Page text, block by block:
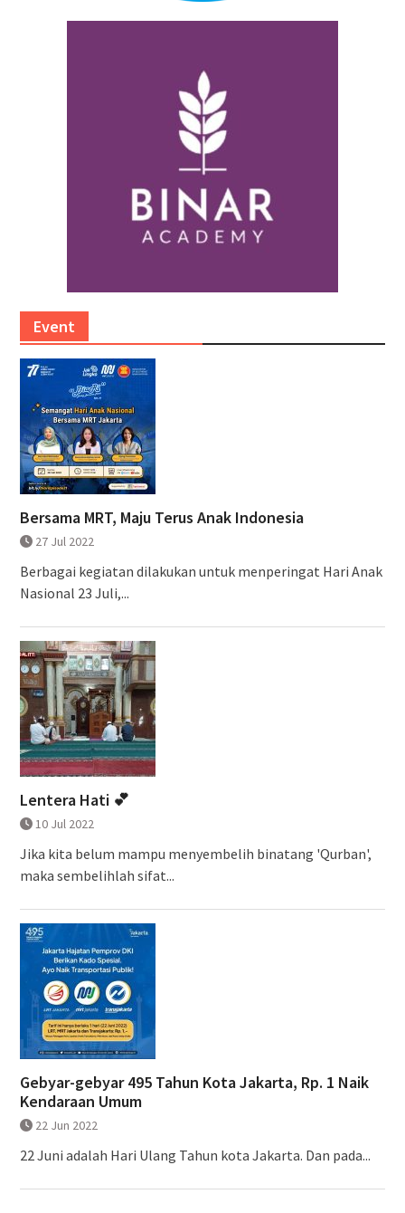
Event
Bersama MRT, Maju Terus Anak Indonesia
27 Jul 2022
Berbagai kegiatan dilakukan untuk menperingat Hari Anak
Nasional 23 Juli,...
Lentera Hati 💕
10 Jul 2022
Jika kita belum mampu menyembelih binatang 'Qurban',
maka sembelihlah sifat...
Gebyar-gebyar 495 Tahun Kota Jakarta, Rp. 1 Naik
Kendaraan Umum
22 Jun 2022
22 Juni adalah Hari Ulang Tahun kota Jakarta. Dan pada...